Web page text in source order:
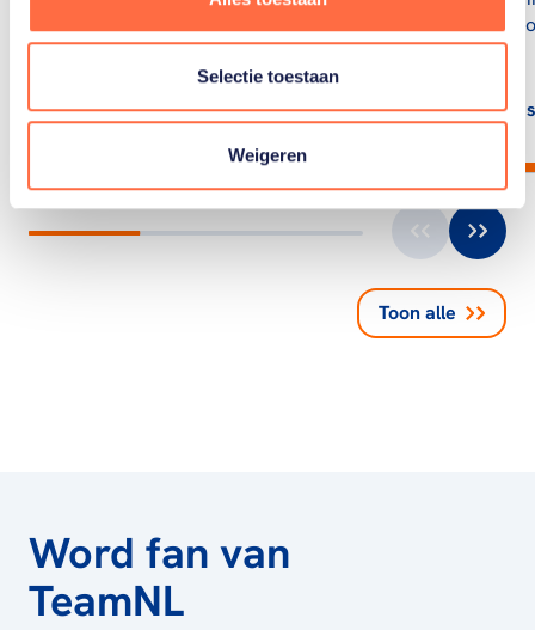
Selectie toestaan
Weigeren
Lees artikel
van den
Toon alle
Word fan van
TeamNL